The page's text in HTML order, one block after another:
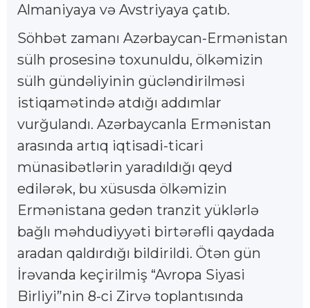
Almaniyaya və Avstriyaya çatıb.
Söhbət zamanı Azərbaycan-Ermənistan
sülh prosesinə toxunuldu, ölkəmizin
sülh gündəliyinin gücləndirilməsi
istiqamətində atdığı addımlar
vurğulandı. Azərbaycanla Ermənistan
arasında artıq iqtisadi-ticari
münasibətlərin yaradıldığı qeyd
edilərək, bu xüsusda ölkəmizin
Ermənistana gedən tranzit yüklərlə
bağlı məhdudiyyəti birtərəfli qaydada
aradan qaldırdığı bildirildi. Ötən gün
İrəvanda keçirilmiş “Avropa Siyasi
Birliyi”nin 8-ci Zirvə toplantısında